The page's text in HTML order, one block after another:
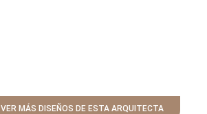
VER MÁS DISEÑOS DE ESTA ARQUITECTA